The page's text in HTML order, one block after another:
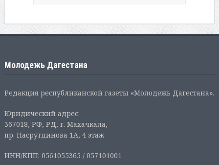
Молодежь Дагестана
Редакция республиканской газеты «Молодежь Дагестана».
Юридический адрес:
367018, РФ, РД, г. Махачкала,
пр. Насрутдинова 1А, 4 этаж
ИНН/КПП: 0561055365 / 057101001